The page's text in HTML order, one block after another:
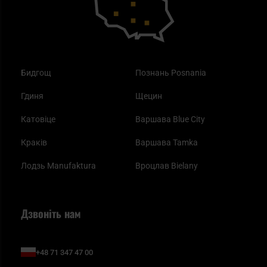
Бидгощ
Гдиня
Катовіце
Краків
Лодзь Manufaktura
Познань Posnania
Щецин
Варшава Blue City
Варшава Tamka
Вроцлав Bielany
Дзвоніть нам
+48 71 347 47 00